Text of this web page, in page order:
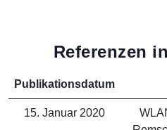
Referenzen
Publikationsdatum
15. Januar 2020